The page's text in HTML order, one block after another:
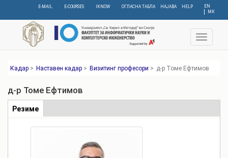
content
EN
МК
E-MAIL E-COURSES IKNOW ОГЛАСНА ТАБЛА НАЈАВА HELP
Toggle
Кадар > Наставен кадар > Визитинг професори > д-р Томе Ефтимов
д-р Томе Ефтимов
Табови
Резиме
tab)